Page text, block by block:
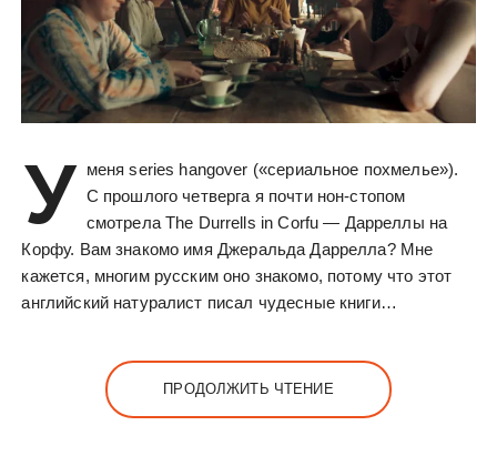
У меня series hangover («сериальное похмелье»).
С прошлого четверга я почти нон-стопом
смотрела The Durrells in Corfu — Дарреллы на
Корфу. Вам знакомо имя Джеральда Даррелла? Мне
кажется, многим русским оно знакомо, потому что этот
английский натуралист писал чудесные книги…
ПРОДОЛЖИТЬ ЧТЕНИЕ